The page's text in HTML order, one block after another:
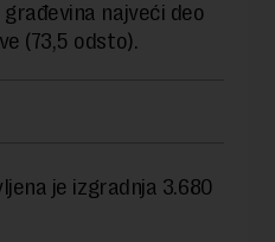
najveći deo
(73,5 odsto).
je izgradnja 3.680